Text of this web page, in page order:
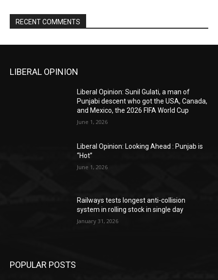
RECENT COMMENTS
LIBERAL OPINION
Liberal Opinion: Sunil Gulati, a man of
Punjabi descent who got the USA, Canada,
and Mexico, the 2026 FIFA World Cup
June 1, 2026
Liberal Opinion: Looking Ahead : Punjab is
“Hot”
June 1, 2026
Railways tests longest anti-collision
system in rolling stock in single day
January 31, 2026
POPULAR POSTS